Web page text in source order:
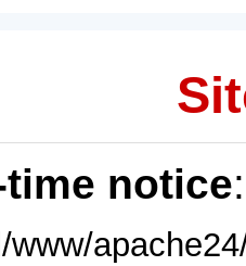
time notice
www/